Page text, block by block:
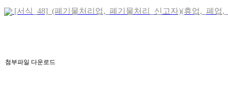
[서식_48]_(폐기물처리업,_폐기물처리_신고자)(휴업,_폐업
첨부파일 다운로드